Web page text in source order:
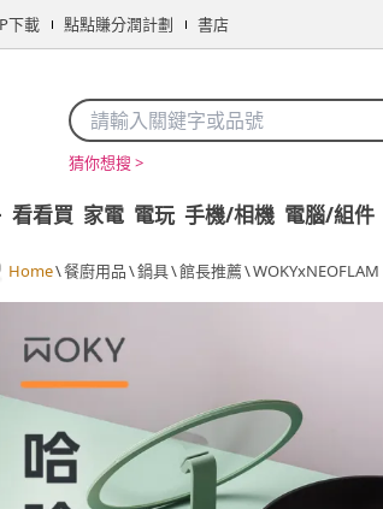
下載 點點賺分潤計劃 書店
猜你想搜 >
看看買 家電 電玩 手機/相機 電腦/組件
Home\餐廚用品\鍋具\館長推薦\WOKYxNEOFLAM